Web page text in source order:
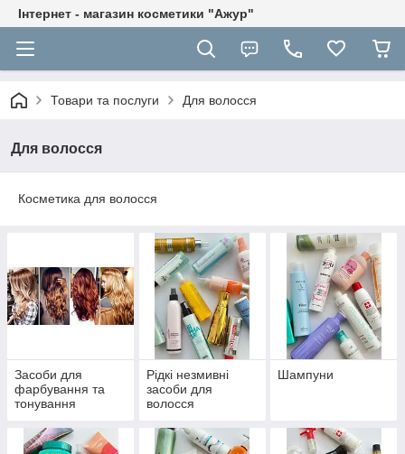
Інтернет - магазин косметики "Ажур"
Товари та послуги Для волосся
Для волосся
Косметика для волосся
Засоби для
фарбування та
тонування
Рідкі незмивні
засоби для
волосся
Шампуни